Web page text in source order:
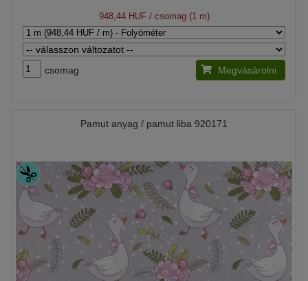
948,44 HUF/ csomag (1 m)
csomag Megvásárolni
Pamut anyag / pamut liba 920171